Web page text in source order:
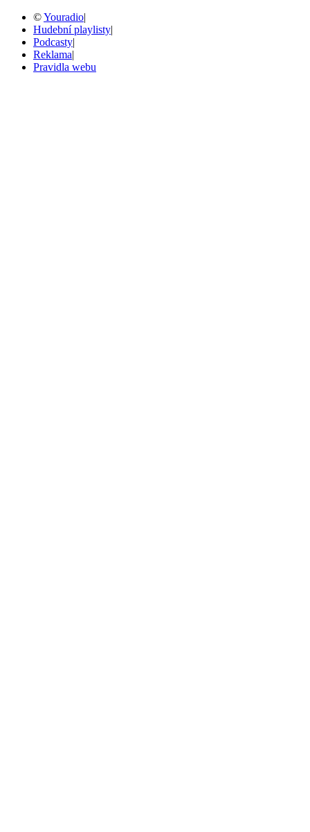
©Youradio|
Hudební playlisty|
Podcasty|
Reklama|
Pravidla webu